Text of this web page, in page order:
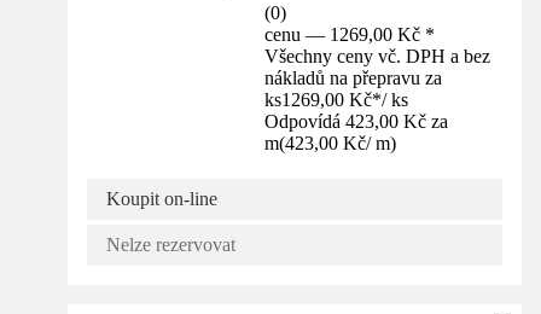
(0)
cenu — 1269,00 Kč *
Všechny ceny vč. DPH a bez
nákladů na přepravu za
ks1269,00 Kč*/ ks
Odpovídá 423,00 Kč za
m(423,00 Kč/ m)
Koupit on-line
Nelze rezervovat